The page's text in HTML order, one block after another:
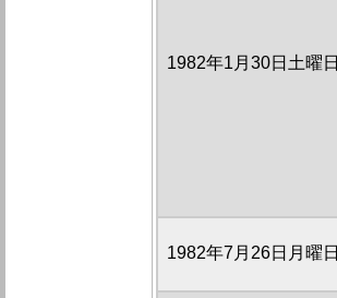
1982年1月30日土曜日
1982年7月26日月曜日